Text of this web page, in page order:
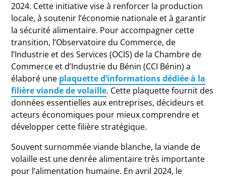
2024. Cette initiative vise à renforcer la production
locale, à soutenir l’économie nationale et à garantir
la sécurité alimentaire. Pour accompagner cette
transition, l’Observatoire du Commerce, de
l’Industrie et des Services (OCIS) de la Chambre de
Commerce et d’Industrie du Bénin (CCI Bénin) a
élaboré une plaquette d’informations dédiée à la
filière viande de volaille. Cette plaquette fournit des
données essentielles aux entreprises, décideurs et
acteurs économiques pour mieux comprendre et
développer cette filière stratégique.
Souvent surnommée viande blanche, la viande de
volaille est une denrée alimentaire très importante
pour l’alimentation humaine. En avril 2024, le